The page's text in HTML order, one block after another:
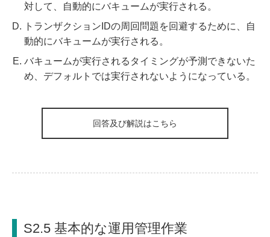
対して、自動的にバキュームが実行される。
トランザクションIDの周回問題を回避するために、自
動的にバキュームが実行される。
バキュームが実行されるタイミングが予測できないた
め、デフォルトでは実行されないようになっている。
回答及び解説はこちら
S2.5 基本的な運用管理作業